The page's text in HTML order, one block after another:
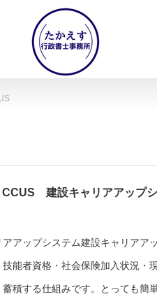
CCUS 建設キャリアアップ
アップシステム建設キャリアア
技能者資格・社会保険加入状況・
積する仕組みです。とっても簡